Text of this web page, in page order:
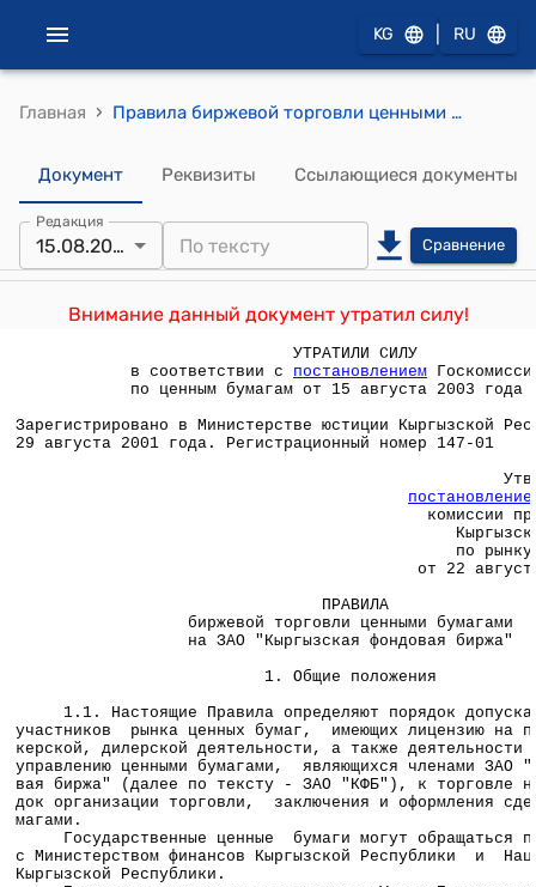
KG RU
Главная › Правила биржевой торговли ценными бумагами на ЗАО "Кыргызская фондовая биржа" ( Утверждены постановлением Государственной комиссии при Правительстве Кыргызской Республики по рынку ценных бумаг от 22 августа 2001 года N 44)
Документ Реквизиты Ссылающиеся документы
Редакция
15.08.2003 Сравнение
Внимание данный документ утратил силу!